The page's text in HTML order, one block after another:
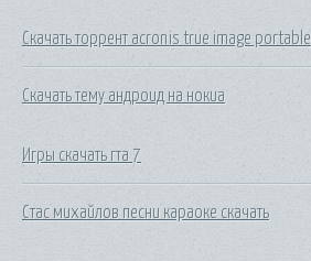
Скачать торрент acronis true image portable
Скачать тему андроид на нокиа
Игры скачать гта 7
Стас михайлов песни караоке скачать